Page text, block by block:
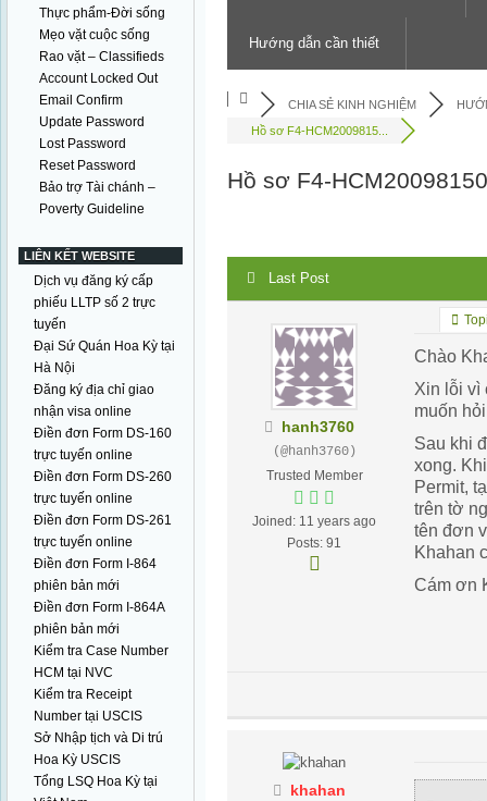
Thực phẩm-Đời sống
Mẹo vặt cuộc sống
Rao vặt – Classifieds
Account Locked Out
Email Confirm
Update Password
Lost Password
Reset Password
Bảo trợ Tài chánh –
Poverty Guideline
LIÊN KẾT WEBSITE
Dịch vụ đăng ký cấp
phiếu LLTP số 2 trực
tuyến
Đại Sứ Quán Hoa Kỳ tại
Hà Nội
Đăng ký địa chỉ giao
nhận visa online
Điền đơn Form DS-160
trực tuyến online
Điền đơn Form DS-260
trực tuyến online
Điền đơn Form DS-261
trực tuyến online
Điền đơn Form I-864
phiên bản mới
Điền đơn Form I-864A
phiên bản mới
Kiểm tra Case Number
HCM tại NVC
Kiểm tra Receipt
Number tại USCIS
Sở Nhập tịch và Di trú
Hoa Kỳ USCIS
Tổng LSQ Hoa Kỳ tại
Hướng dẫn cần thiết
CHIA SẺ KINH NGHIỆM
Hồ sơ F4-HCM2009815...
Hồ sơ F4-
Last Post
hanh3760
(@hanh3760)
Trusted Member
Joined: 11 years ago
Posts: 91
Chào
Xin lỗi vì
muốn
Sau khi
xong.
Permit,
trên tờ
tên đơn
Khahan
Cám ơn
khahan